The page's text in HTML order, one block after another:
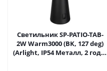
Светильник SP-PATIO-TAB-
2W Warm3000 (BK, 127 deg)
(Arlight, IP54 Металл, 2 года)